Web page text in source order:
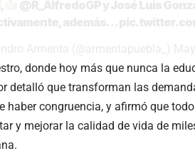
donde hoy más que nunca la
detalló que transforman las
haber congruencia, y afirmó que
y mejorar la calidad de vida de